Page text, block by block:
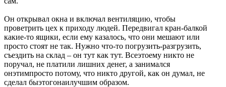
Он открывал окна и включал вентиляцию, чтобы
проветрить цех к приходу людей. Передвигал кран-балкой
какие-то ящики, если ему казалось, что они мешают или
просто стоят не так. Нужно что-то погрузить-разгрузить,
съездить на склад – он тут как тут. Всеэтоему никто не
поручал, не платили лишних денег, а занимался
онэтимпросто потому, что никто другой, как он думал, не
сделал быэтогонаилучшим образом.